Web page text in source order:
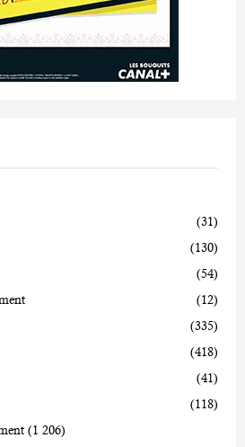
(31)
(130)
(54)
(12)
(335)
(418)
(41)
(118)
(1 206)